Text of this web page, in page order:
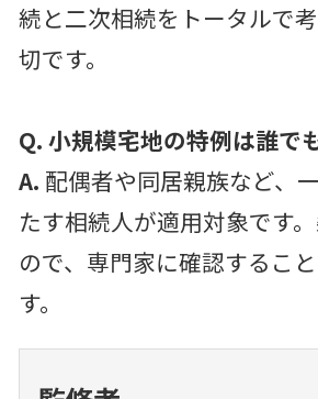
続と二次相続をトータルで
切です。
Q. 小規模宅地の特例は誰で
A. 配偶者や同居親族など、
たす相続人が適用対象です
ので、専門家に確認するこ
す。